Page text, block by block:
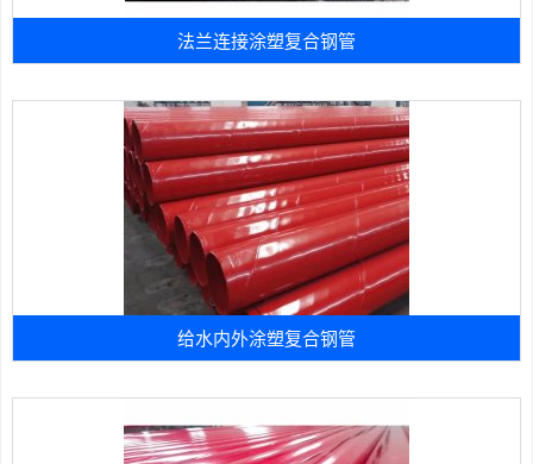
法兰连接涂塑复合钢管
给水内外涂塑复合钢管